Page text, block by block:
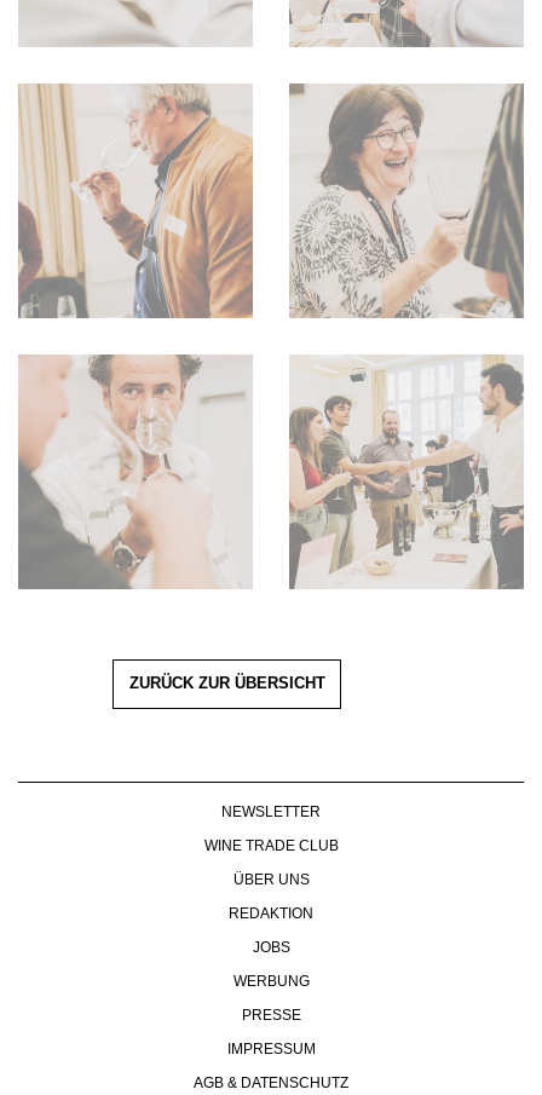
ZURÜCK ZUR ÜBERSICHT
NEWSLETTER
WINE TRADE CLUB
ÜBER UNS
REDAKTION
JOBS
WERBUNG
PRESSE
IMPRESSUM
AGB & DATENSCHUTZ